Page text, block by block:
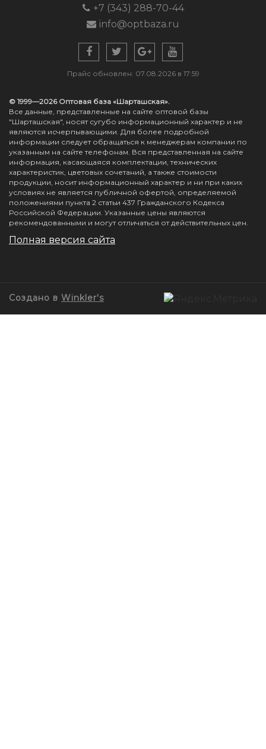
+7 (343) 288-70-44
info@optbaza.ru
Прайс обновлен: 07.08.2026 в 17:59
© 1999—2026 Оптовая база «Шарташская».
Все данные, представленные на сайте оптовой базы
"Шарташская", носят сугубо информационный характер и не
являются исчерпывающими. Для более подробной
информации следует обращаться к менеджерам компании по
указанным на сайте телефонам. Вся представленная на сайте
информация, касающаяся комплектации, технических
характеристик, цветовых сочетаний, а также стоимости
продукции, носит информационный характер и ни при каких
условиях не является публичной офертой, определяемой
положениями пункта 2 статьи 437 Гражданского Кодекса
Российской Федерации. Указанные цены являются
рекомендованными и могут отличаться от действительных цен.
Полная версия сайта
Создано в Winkler's